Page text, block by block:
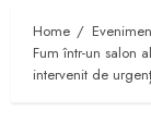
Home
Fum într-un salon
intervenit de